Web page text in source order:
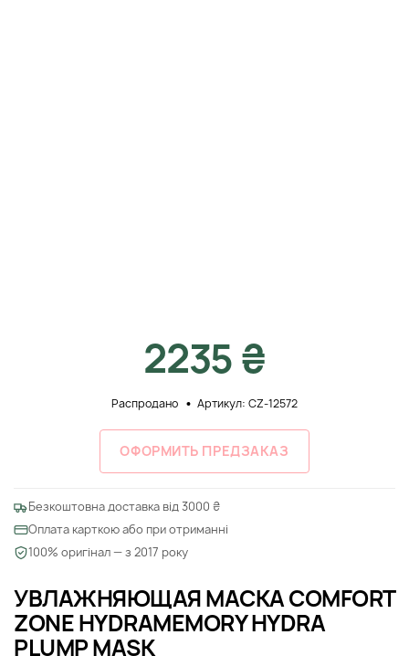
УВЛАЖНЯЮЩАЯ МАСКА COMFORT
ZONE HYDRAMEMORY HYDRA
PLUMP MASK
2235 ₴
Распродано Артикул: CZ-12572
ОФОРМИТЬ ПРЕДЗАКАЗ
Безкоштовна доставка від 3000 ₴
Оплата карткою або при отриманні
100% оригінал — з 2017 року